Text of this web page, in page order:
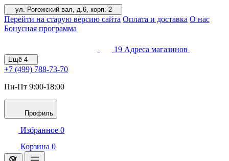
ул. Рогожский вал, д.6, корп. 2
Перейти на старую версию сайта Оплата и доставка О нас
Бонусная программа
19 Адреса магазинов
Ещё 4
+7 (499) 788-73-70
Пн-Пт 9:00-18:00
Профиль
Избранное 0
Корзина 0